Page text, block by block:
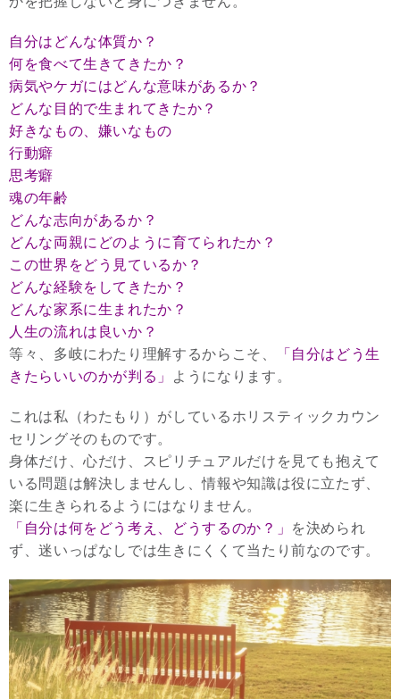
自分はどんな体質か？
何を食べて生きてきたか？
病気やケガにはどんな意味があるか？
どんな目的で生まれてきたか？
好きなもの、嫌いなもの
行動癖
思考癖
魂の年齢
どんな志向があるか？
どんな両親にどのように育てられたか？
この世界をどう見ているか？
どんな経験をしてきたか？
どんな家系に生まれたか？
人生の流れは良いか？
等々、多岐にわたり理解するからこそ、
「自分はどう生
きたらいいのかが判る」
ようになります。
これは私（わたもり）がしているホリスティックカウン
セリングそのものです。
身体だけ、心だけ、スピリチュアルだけを見ても抱えて
いる問題は解決しませんし、情報や知識は役に立たず、
楽に生きられるようにはなりません。
「自分は何をどう考え、どうするのか？」 を決められ
ず、迷いっぱなしでは生きにくくて当たり前なのです。